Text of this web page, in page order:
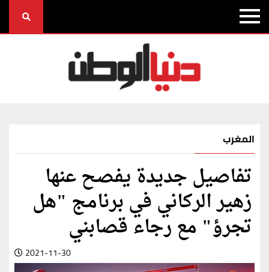
المغرب
تفاصيل جديدة يفصح عنها
زهير الركاني في برنامج "هل
تجرؤ" مع رجاء قصابني
2021-11-30